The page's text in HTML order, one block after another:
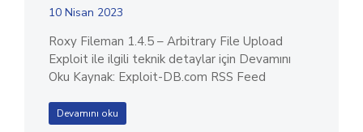
10 Nisan 2023
Roxy Fileman 1.4.5 – Arbitrary File Upload
Exploit ile ilgili teknik detaylar için Devamını
Oku Kaynak: Exploit-DB.com RSS Feed
Devamını oku